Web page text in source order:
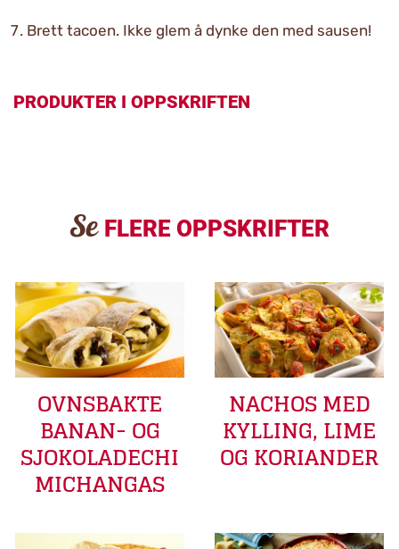
Brett tacoen. Ikke glem å dynke den med sausen!
PRODUKTER I OPPSKRIFTEN
Se FLERE OPPSKRIFTER
OVNSBAKTE
BANAN- OG
SJOKOLADECHI
MICHANGAS
NACHOS MED
KYLLING, LIME
OG KORIANDER